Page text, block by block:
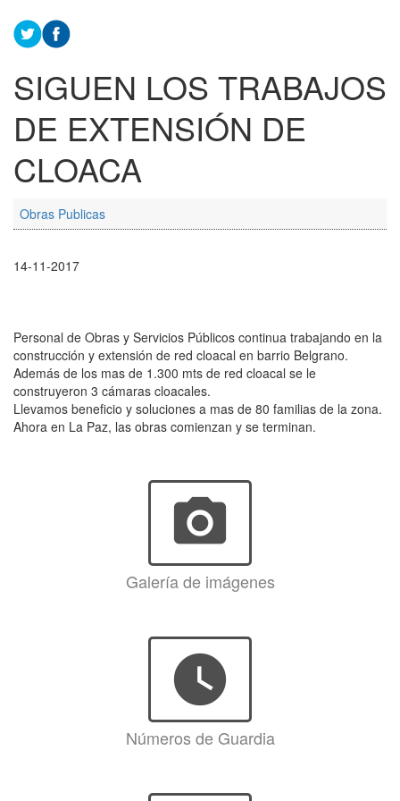
SIGUEN LOS TRABAJOS
DE EXTENSIÓN DE
CLOACA
Obras Publicas
14-11-2017
Personal de Obras y Servicios Públicos continua trabajando en la
construcción y extensión de red cloacal en barrio Belgrano.
Además de los mas de 1.300 mts de red cloacal se le
construyeron 3 cámaras cloacales.
Llevamos beneficio y soluciones a mas de 80 familias de la zona.
Ahora en La Paz, las obras comienzan y se terminan.
photo_camera
Galería de imágenes
watch_later
Números de Guardia